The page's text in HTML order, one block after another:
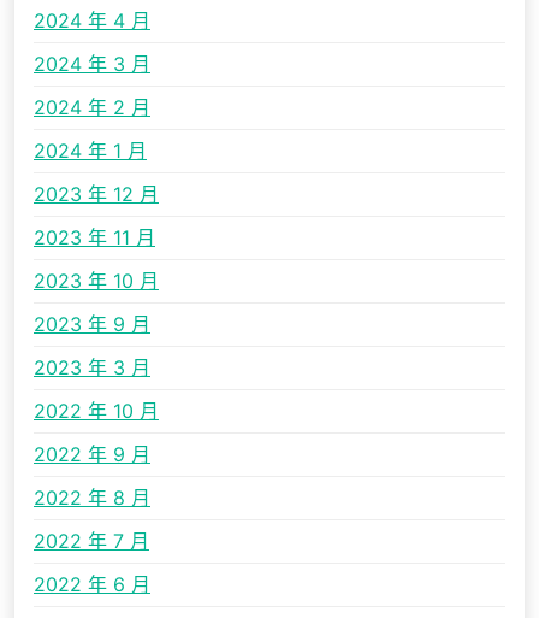
2024 年 4 月
2024 年 3 月
2024 年 2 月
2024 年 1 月
2023 年 12 月
2023 年 11 月
2023 年 10 月
2023 年 9 月
2023 年 3 月
2022 年 10 月
2022 年 9 月
2022 年 8 月
2022 年 7 月
2022 年 6 月